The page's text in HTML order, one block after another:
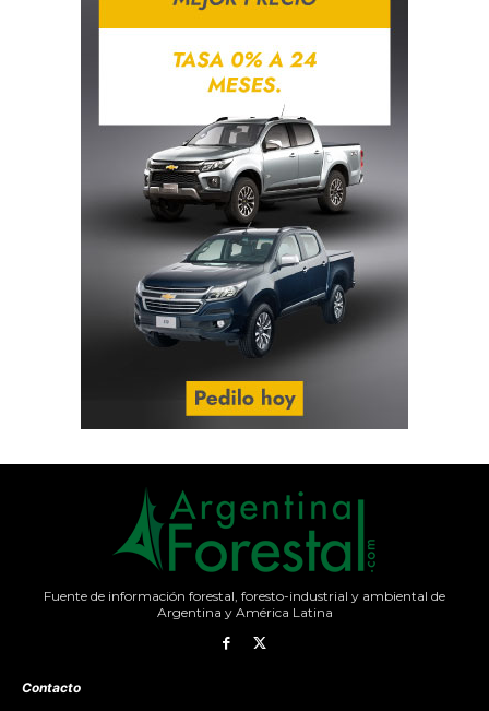
Fuente de información forestal, foresto-industrial y ambiental de
Argentina y América Latina
Contacto